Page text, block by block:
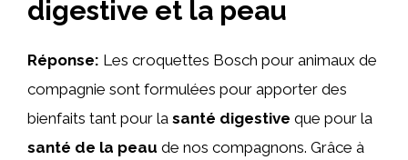
digestive et la peau
Réponse: Les croquettes Bosch pour animaux de
compagnie sont formulées pour apporter des
bienfaits tant pour la santé digestive que pour la
santé de la peau de nos compagnons. Grâce à